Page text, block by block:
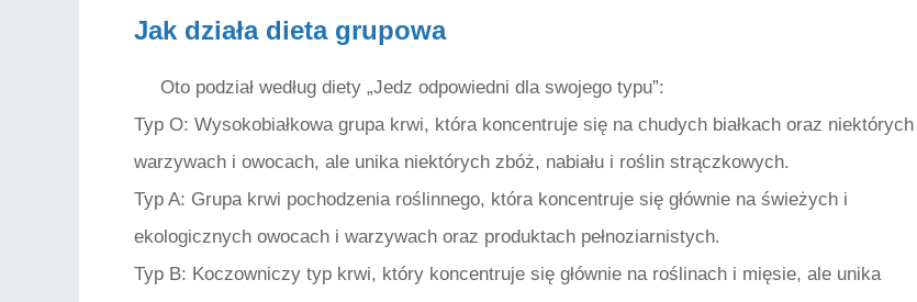
Jak działa dieta grupowa
Oto podział według diety „Jedz odpowiedni dla swojego typu”:
Typ O: Wysokobiałkowa grupa krwi, która koncentruje się na chudych białkach oraz niektórych
warzywach i owocach, ale unika niektórych zbóż, nabiału i roślin strączkowych.
Typ A: Grupa krwi pochodzenia roślinnego, która koncentruje się głównie na świeżych i
ekologicznych owocach i warzywach oraz produktach pełnoziarnistych.
Typ B: Koczowniczy typ krwi, który koncentruje się głównie na roślinach i mięsie, ale unika